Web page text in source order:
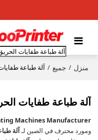
منزل / جميع / آلة طباعة
آلة طباعة طفايات
Machines Manufacturer
ومورد محترف في الصين لـآلة